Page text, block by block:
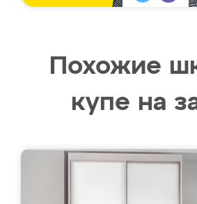
Похожие
купе на